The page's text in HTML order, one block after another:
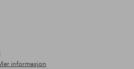
informasjon